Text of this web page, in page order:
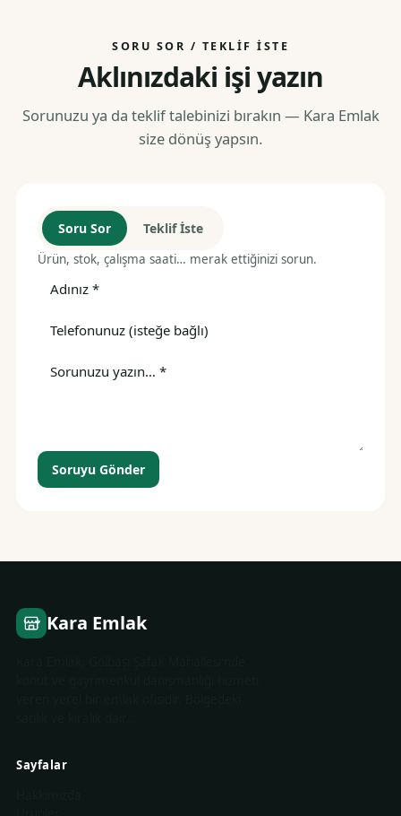
SORU SOR / TEKLIF İSTE
Aklınızdaki işi yazın
Sorunuzu ya da teklif talebinizi bırakın — Kara Emlak
size dönüş yapsın.
Soru Sor Teklif İste
Ürün, stok, çalışma saati… merak ettiğinizi sorun.
Soruyu Gönder
Kara Emlak
Sayfalar